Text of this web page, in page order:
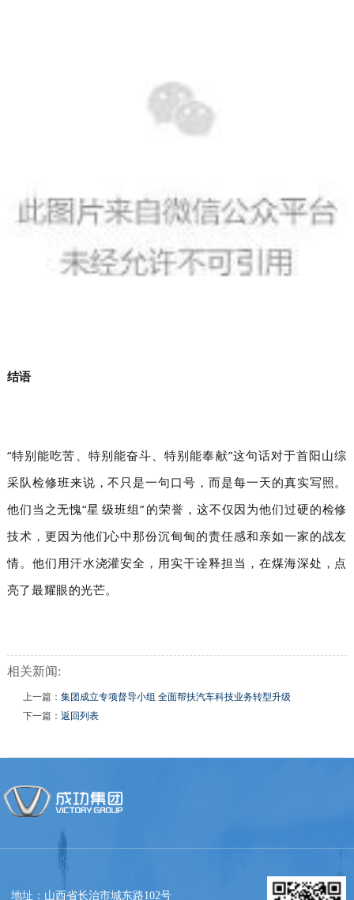
结语
“特别能吃苦、特别能奋斗、特别能奉献”这句话对于首阳山综
采队检修班来说，不只是一句口号，而是每一天的真实写照。
他们当之无愧“星级班组”的荣誉，这不仅因为他们过硬的检修
技术，更因为他们心中那份沉甸甸的责任感和亲如一家的战友
情。他们用汗水浇灌安全，用实干诠释担当，在煤海深处，点
亮了最耀眼的光芒。
相关新闻:
上一篇： 集团成立专项督导小组 全面帮扶汽车科技业务转型升级
下一篇： 返回列表
地址：山西省长治市城东路102号